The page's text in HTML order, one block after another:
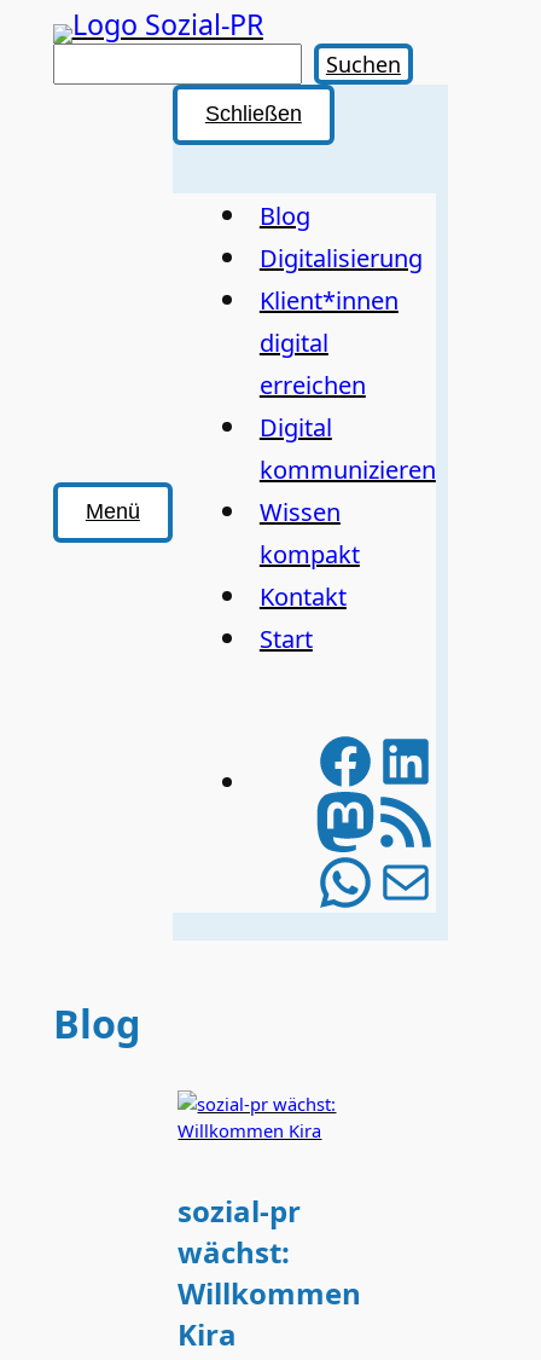
Inhalt
Suchen
Menü
Schließen
Blog
Digitalisierung
Klient*innen
digital
erreichen
Digital
kommunizieren
Wissen
kompakt
Kontakt
Start
RSS-Feed
E-Mail
Blog
sozial-pr
wächst:
Willkommen
Kira